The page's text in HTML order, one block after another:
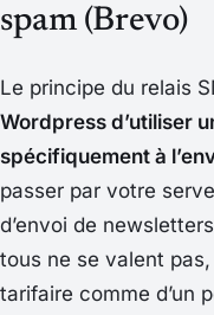
spam (Brevo)
Le principe du relais
Wordpress d’utiliser
spécifiquement à
passer par votre
d’envoi de
tous ne se valent
tarifaire comme d’un